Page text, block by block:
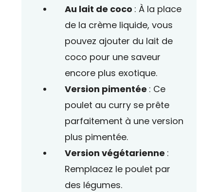
Au lait de coco : À la place
de la crème liquide, vous
pouvez ajouter du lait de
coco pour une saveur
encore plus exotique.
Version pimentée : Ce
poulet au curry se prête
parfaitement à une version
plus pimentée.
Version végétarienne :
Remplacez le poulet par
des légumes.